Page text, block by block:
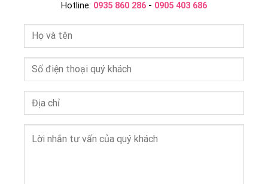
Hotline: 0935 860 286 - 0905 403 686